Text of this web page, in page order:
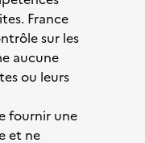
France
sur les
aucune
ou leurs
fournir une
et ne